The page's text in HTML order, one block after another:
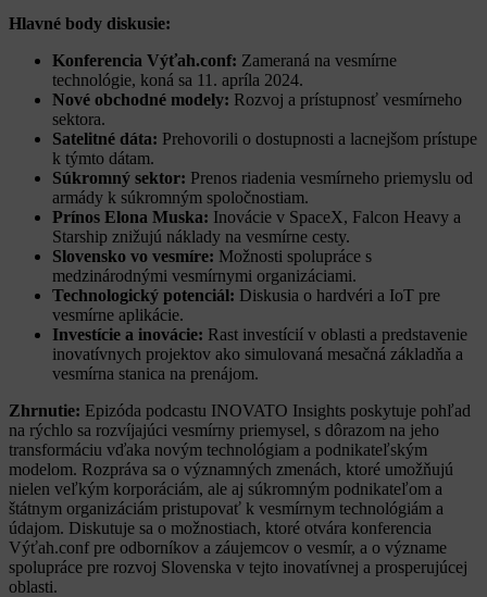
Hlavné body diskusie:
Konferencia Výťah.conf: Zameraná na vesmírne
technológie, koná sa 11. apríla 2024.
Nové obchodné modely: Rozvoj a prístupnosť vesmírneho
sektora.
Satelitné dáta: Prehovorili o dostupnosti a lacnejšom prístupe
k týmto dátam.
Súkromný sektor: Prenos riadenia vesmírneho priemyslu od
armády k súkromným spoločnostiam.
Prínos Elona Muska: Inovácie v SpaceX, Falcon Heavy a
Starship znižujú náklady na vesmírne cesty.
Slovensko vo vesmíre: Možnosti spolupráce s
medzinárodnými vesmírnymi organizáciami.
Technologický potenciál: Diskusia o hardvéri a IoT pre
vesmírne aplikácie.
Investície a inovácie: Rast investícií v oblasti a predstavenie
inovatívnych projektov ako simulovaná mesačná základňa a
vesmírna stanica na prenájom.
Zhrnutie: Epizóda podcastu INOVATO Insights poskytuje pohľad
na rýchlo sa rozvíjajúci vesmírny priemysel, s dôrazom na jeho
transformáciu vďaka novým technológiam a podnikateľským
modelom. Rozpráva sa o významných zmenách, ktoré umožňujú
nielen veľkým korporáciám, ale aj súkromným podnikateľom a
štátnym organizáciám pristupovať k vesmírnym technológiám a
údajom. Diskutuje sa o možnostiach, ktoré otvára konferencia
Výťah.conf pre odborníkov a záujemcov o vesmír, a o význame
spolupráce pre rozvoj Slovenska v tejto inovatívnej a prosperujúcej
oblasti.